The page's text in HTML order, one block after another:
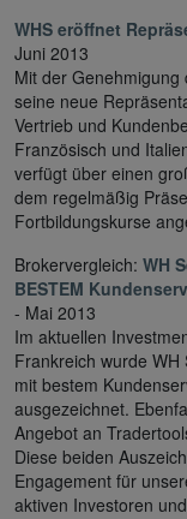
WHS eröffnet
Juni 2013
Mit der Genehmigung
seine neue
Vertrieb und
Französisch und
verfügt über einen
dem regelmäßig
Fortbildungskurse
Brokervergleich: WH
BESTEM
- Mai 2013
Im aktuellen
Frankreich wurde
mit bestem
ausgezeichnet.
Angebot an
Diese beiden
Engagement für
aktiven Investoren